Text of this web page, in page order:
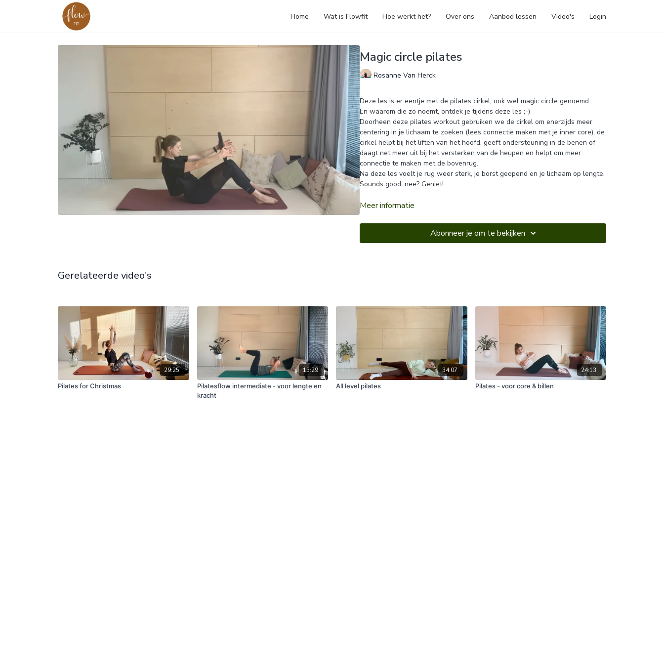
Home Wat is Flowfit Hoe werkt het? Over ons Aanbod lessen Video's Login
Magic circle pilates
Rosanne Van Herck
Deze les is er eentje met de pilates cirkel, ook wel magic circle genoemd.
En waarom die zo noemt, ontdek je tijdens deze les ;-)
Doorheen deze pilates workout gebruiken we de cirkel om enerzijds meer
centering in je lichaam te zoeken (lees connectie maken met je inner core), de
cirkel helpt bij het liften van het hoofd, geeft ondersteuning in de benen of
daagt net meer uit bij het versterken van de heupen en helpt om meer
connectie te maken met de bovenrug.
Na deze les voelt je rug weer sterk, je borst geopend en je lichaam op lengte.
Sounds good, nee? Geniet!
Meer informatie
Abonneer je om te bekijken
Gerelateerde video's
29:25
Pilates for Christmas
13:29
Pilatesflow intermediate - voor lengte en
kracht
34:07
All level pilates
24:13
Pilates - voor core & billen